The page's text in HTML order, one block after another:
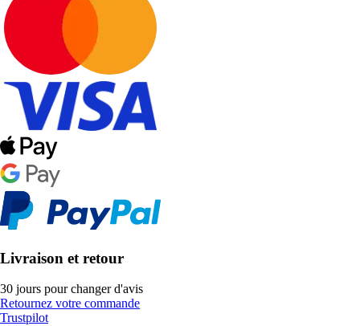
Livraison et retour
30 jours pour changer d'avis
Retournez votre commande
Trustpilot